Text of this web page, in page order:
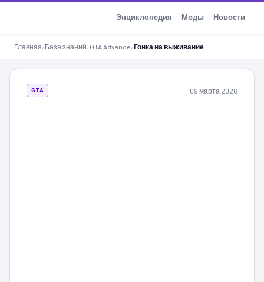
Энциклопедия Моды Новости
Главная›База знаний›GTA Advance›Гонка на выживание
GTA 09 марта 2026